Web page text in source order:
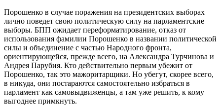
Порошенко в случае поражения на президентских выборах
лично поведет свою политическую силу на парламентские
выборы. БПП ожидает переформатирование, отказ от
использования фамилии Порошенко в названии политической
силы и объединение с частью Народного фронта,
ориентирующейся, прежде всего, на Александра Турчинова и
Андрея Парубия. Кто действительно первым убежит от
Порошенко, так это мажоритарщики. Но убегут, скорее всего,
в никуда, они постараются самостоятельно избраться в
парламент как самовыдвиженцы, а там уже решить, к кому
выгоднее примкнуть.